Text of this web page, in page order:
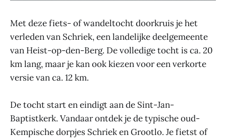
Met deze fiets- of wandeltocht doorkruis je het
verleden van Schriek, een landelijke deelgemeente
van Heist-op-den-Berg. De volledige tocht is ca. 20
km lang, maar je kan ook kiezen voor een verkorte
versie van ca. 12 km.
De tocht start en eindigt aan de Sint-Jan-
Baptistkerk. Vandaar ontdek je de typische oud-
Kempische dorpjes Schriek en Grootlo. Je fietst of